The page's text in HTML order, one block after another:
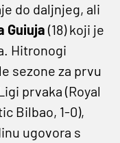
do daljnjeg, ali
Guiuja (18) koji je
Hitronogi
sezone za prvu
prvaka (Royal
Bilbao, 1-0),
ugovora s